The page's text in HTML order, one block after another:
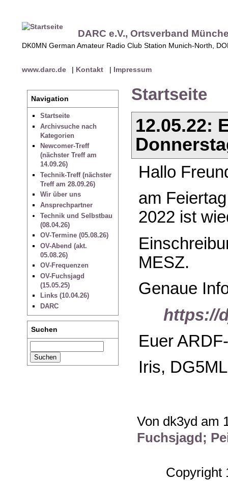
DARC e.V., Ortsverband
DK0MN German Amateur Radio Club Station Munich-North,
www.darc.de | Kontakt | Impressum
Navigation
Startseite
Archivsuche nach
Kategorien
Newcomer-Treff
(nächster Treff am
14.09.26)
Technik-Treff (nächster
Treff am 28.09.26)
Wir über uns
Ansprechpartner
Technik und Selbstbau
(08.04.26)
OV-Termine (05.08.26)
OV-Abend (akt.
05.08.26)
OV-Frequenzen
OV-Fuchsjagd
(15.05.25)
Links (10.04.26)
DARC
Suchen
Startseite
12.05.22:
Hallo
am
2022 ist
MESZ.
Genaue
https://
Euer
Iris,
Von dk3yd am
Fuchsjagd;
Copyright